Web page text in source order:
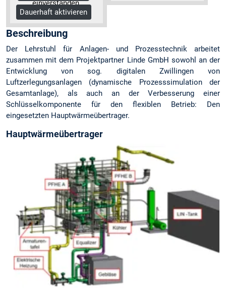
einverstanden.
Mehr Informationen
Dauerhaft aktivieren
Beschreibung
Der Lehrstuhl für Anlagen- und Prozesstechnik arbeitet
zusammen mit dem Projektpartner Linde GmbH sowohl an der
Entwicklung von sog. digitalen Zwillingen von
Luftzerlegungsanlagen (dynamische Prozesssimulation der
Gesamtanlage), als auch an der Verbesserung einer
Schlüsselkomponente für den flexiblen Betrieb: Den
eingesetzten Hauptwärmeübertrager.
Hauptwärmeübertrager